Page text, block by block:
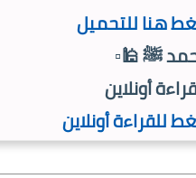
هنا للتحميل
ﷺ 🕌▫️
أونلاين
للقراءة أونلاين